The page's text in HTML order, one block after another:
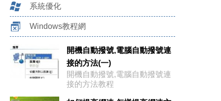
系統優化
Windows教程網
開機自動撥號,電腦自動撥號連
接的方法(一)
開機自動撥號,電腦自動撥號連
接的方法教程